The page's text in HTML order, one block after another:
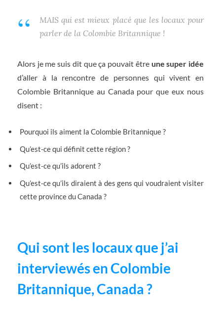
MAIS qui est mieux placé que les locaux pour
parler de la Colombie Britannique !
Alors je me suis dit que ça pouvait êtreune super idée
d’aller à la rencontre de personnes qui vivent en
Colombie Britannique au Canada pour que eux nous
disent :
Pourquoi ils aiment la Colombie Britannique ?
Qu’est-ce qui définit cette région ?
Qu’est-ce qu’ils adorent ?
Qu’est-ce qu’ils diraient à des gens qui voudraient visiter
cette province du Canada ?
Qui sont les locaux que j’ai
interviewés en Colombie
Britannique, Canada ?